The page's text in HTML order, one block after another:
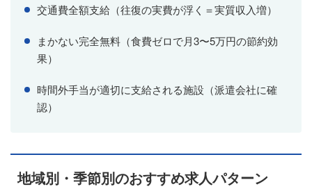
交通費全額支給（往復の実費が浮く＝実質収入増）
まかない完全無料（食費ゼロで月3〜5万円の節約効
果）
時間外手当が適切に支給される施設（派遣会社に確
認）
地域別・季節別のおすすめ求人パターン